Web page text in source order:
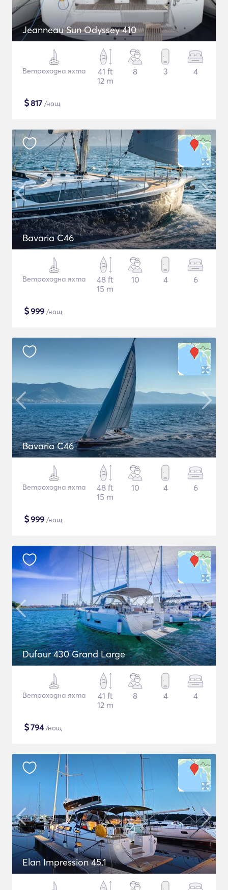
Jeanneau Sun Odyssey 410
Ветроходна яхта
41 ft
12 m
8 3 4
$817 /нощ
Bavaria C46
Ветроходна яхта
48 ft
15 m
10 4 6
$999 /нощ
Bavaria C46
Ветроходна яхта
48 ft
15 m
10 4 6
$999 /нощ
Dufour 430 Grand Large
Ветроходна яхта
41 ft
12 m
8 4 4
$794/нощ
Elan Impression 45.1